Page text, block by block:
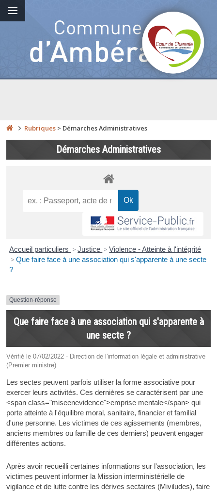
Rubriques > Démarches Administratives
Démarches Administratives
Accueil particuliers > Justice > Violence - Atteinte à l'intégrité
> Que faire face à une association qui s'apparente à une secte
?
Question-réponse
Que faire face à une association qui s'apparente à
une secte ?
Vérifié le 07/02/2022 - Direction de l'information légale et administrative
(Premier ministre)
Les sectes peuvent parfois utiliser la forme associative pour
exercer leurs activités. Ces dernières se caractérisent par une
<span class="miseenevidence">emprise mentale</span> qui
porte atteinte à l'équilibre moral, sanitaire, financier et familial
d'une personne. Les victimes de ces agissements (membres,
anciens membres ou famille de ces derniers) peuvent engager
différentes actions.
Après avoir recueilli certaines informations sur l'association, les
victimes peuvent informer la Mission interministérielle de
vigilance et de lutte contre les dérives sectaires (Miviludes), faire